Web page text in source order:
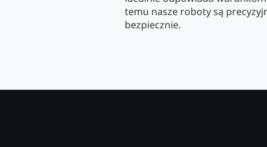
temu nasze roboty są
bezpiecznie.